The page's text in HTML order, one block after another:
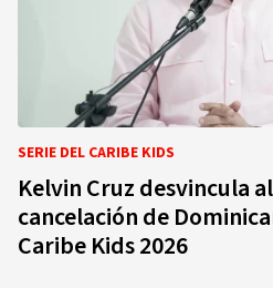
SERIE DEL CARIBE KIDS
Kelvin Cruz desvincula
cancelación de
Caribe Kids 2026